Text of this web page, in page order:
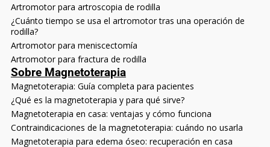
Artromotor para artroscopia de rodilla
¿Cuánto tiempo se usa el artromotor tras una operación de
rodilla?
Artromotor para meniscectomía
Artromotor para fractura de rodilla
Sobre Magnetoterapia
Magnetoterapia: Guía completa para pacientes
¿Qué es la magnetoterapia y para qué sirve?
Magnetoterapia en casa: ventajas y cómo funciona
Contraindicaciones de la magnetoterapia: cuándo no usarla
Magnetoterapia para edema óseo: recuperación en casa